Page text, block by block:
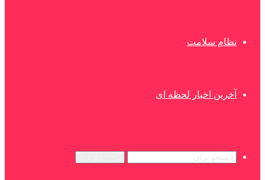
نظام سلامت
آخرین اخبار لحظه ای